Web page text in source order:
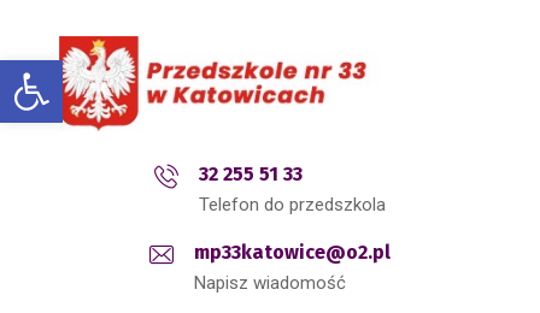
Open toolbar
32 255 51 33
Telefon do przedszkola
mp33katowice@o2.pl
Napisz wiadomość